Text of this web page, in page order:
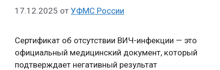
17.12.2025 от УФМС России
Сертификат об отсутствии ВИЧ-инфекции — это
официальный медицинский документ, который
подтверждает негативный результат